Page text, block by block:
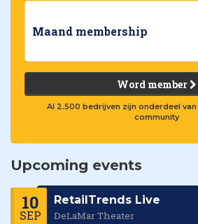
Maand membership
Word member
Al 2.500 bedrijven zijn onderdeel
community
Upcoming events
10
SEP
RetailTrends Live
DeLaMar Theater